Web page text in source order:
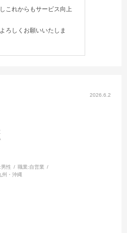
これからもサービス向上
ろしくお願いいたしま
2026.6.2
男性 職業:自営業
州・沖縄